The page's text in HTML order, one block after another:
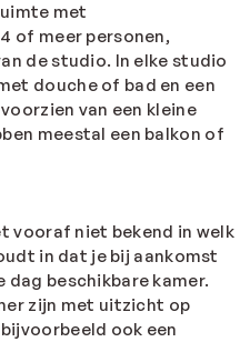
met
of meer personen,
de studio. In elke studio
douche of bad en een
van een kleine
meestal een balkon of
vooraf niet bekend in welk
in dat je bij aankomst
beschikbare kamer.
zijn met uitzicht op
ook een